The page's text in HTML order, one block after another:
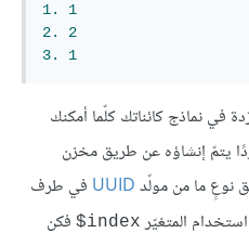
1.
1
2.
2
3.
1
نماذج كائناتك كلّما أمكنك
يتمّ إنشاؤه عن طريق مخزن
UUID في طرف
المتغيّر index$
فكن